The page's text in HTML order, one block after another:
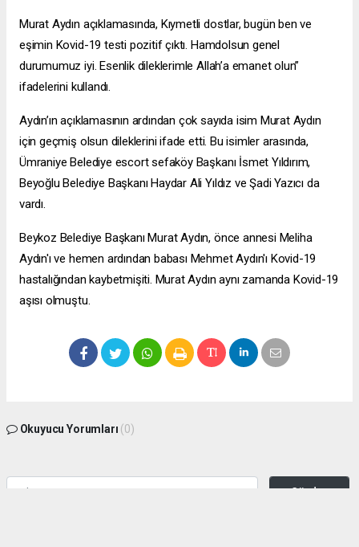
Murat Aydın açıklamasında, Kıymetli dostlar, bugün ben ve
eşimin Kovid-19 testi pozitif çıktı. Hamdolsun genel
durumumuz iyi. Esenlik dileklerimle Allah’a emanet olun”
ifadelerini kullandı.
Aydın’ın açıklamasının ardından çok sayıda isim Murat Aydın
için geçmiş olsun dileklerini ifade etti. Bu isimler arasında,
Ümraniye Belediye escort sefaköyBaşkanı İsmet Yıldırım,
Beyoğlu Belediye Başkanı Haydar Ali Yıldız ve Şadi Yazıcı da
vardı.
Beykoz Belediye Başkanı Murat Aydın, önce annesi Meliha
Aydın'ı ve hemen ardından babası Mehmet Aydın'ı Kovid-19
hastalığından kaybetmişiti. Murat Aydın aynı zamanda Kovid-19
aşısı olmuştu.
Okuyucu Yorumları (0)
Gönder